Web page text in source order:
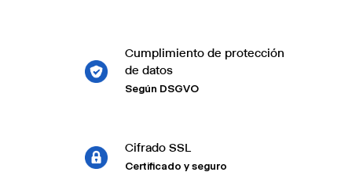
Cumplimiento de protección
de datos
Según DSGVO
Cifrado SSL
Certificado y seguro